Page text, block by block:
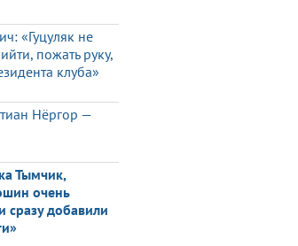
«Гуцуляк не
пожать руку,
клуба»
Нёргор —
Тымчик,
очень
сразу добавили